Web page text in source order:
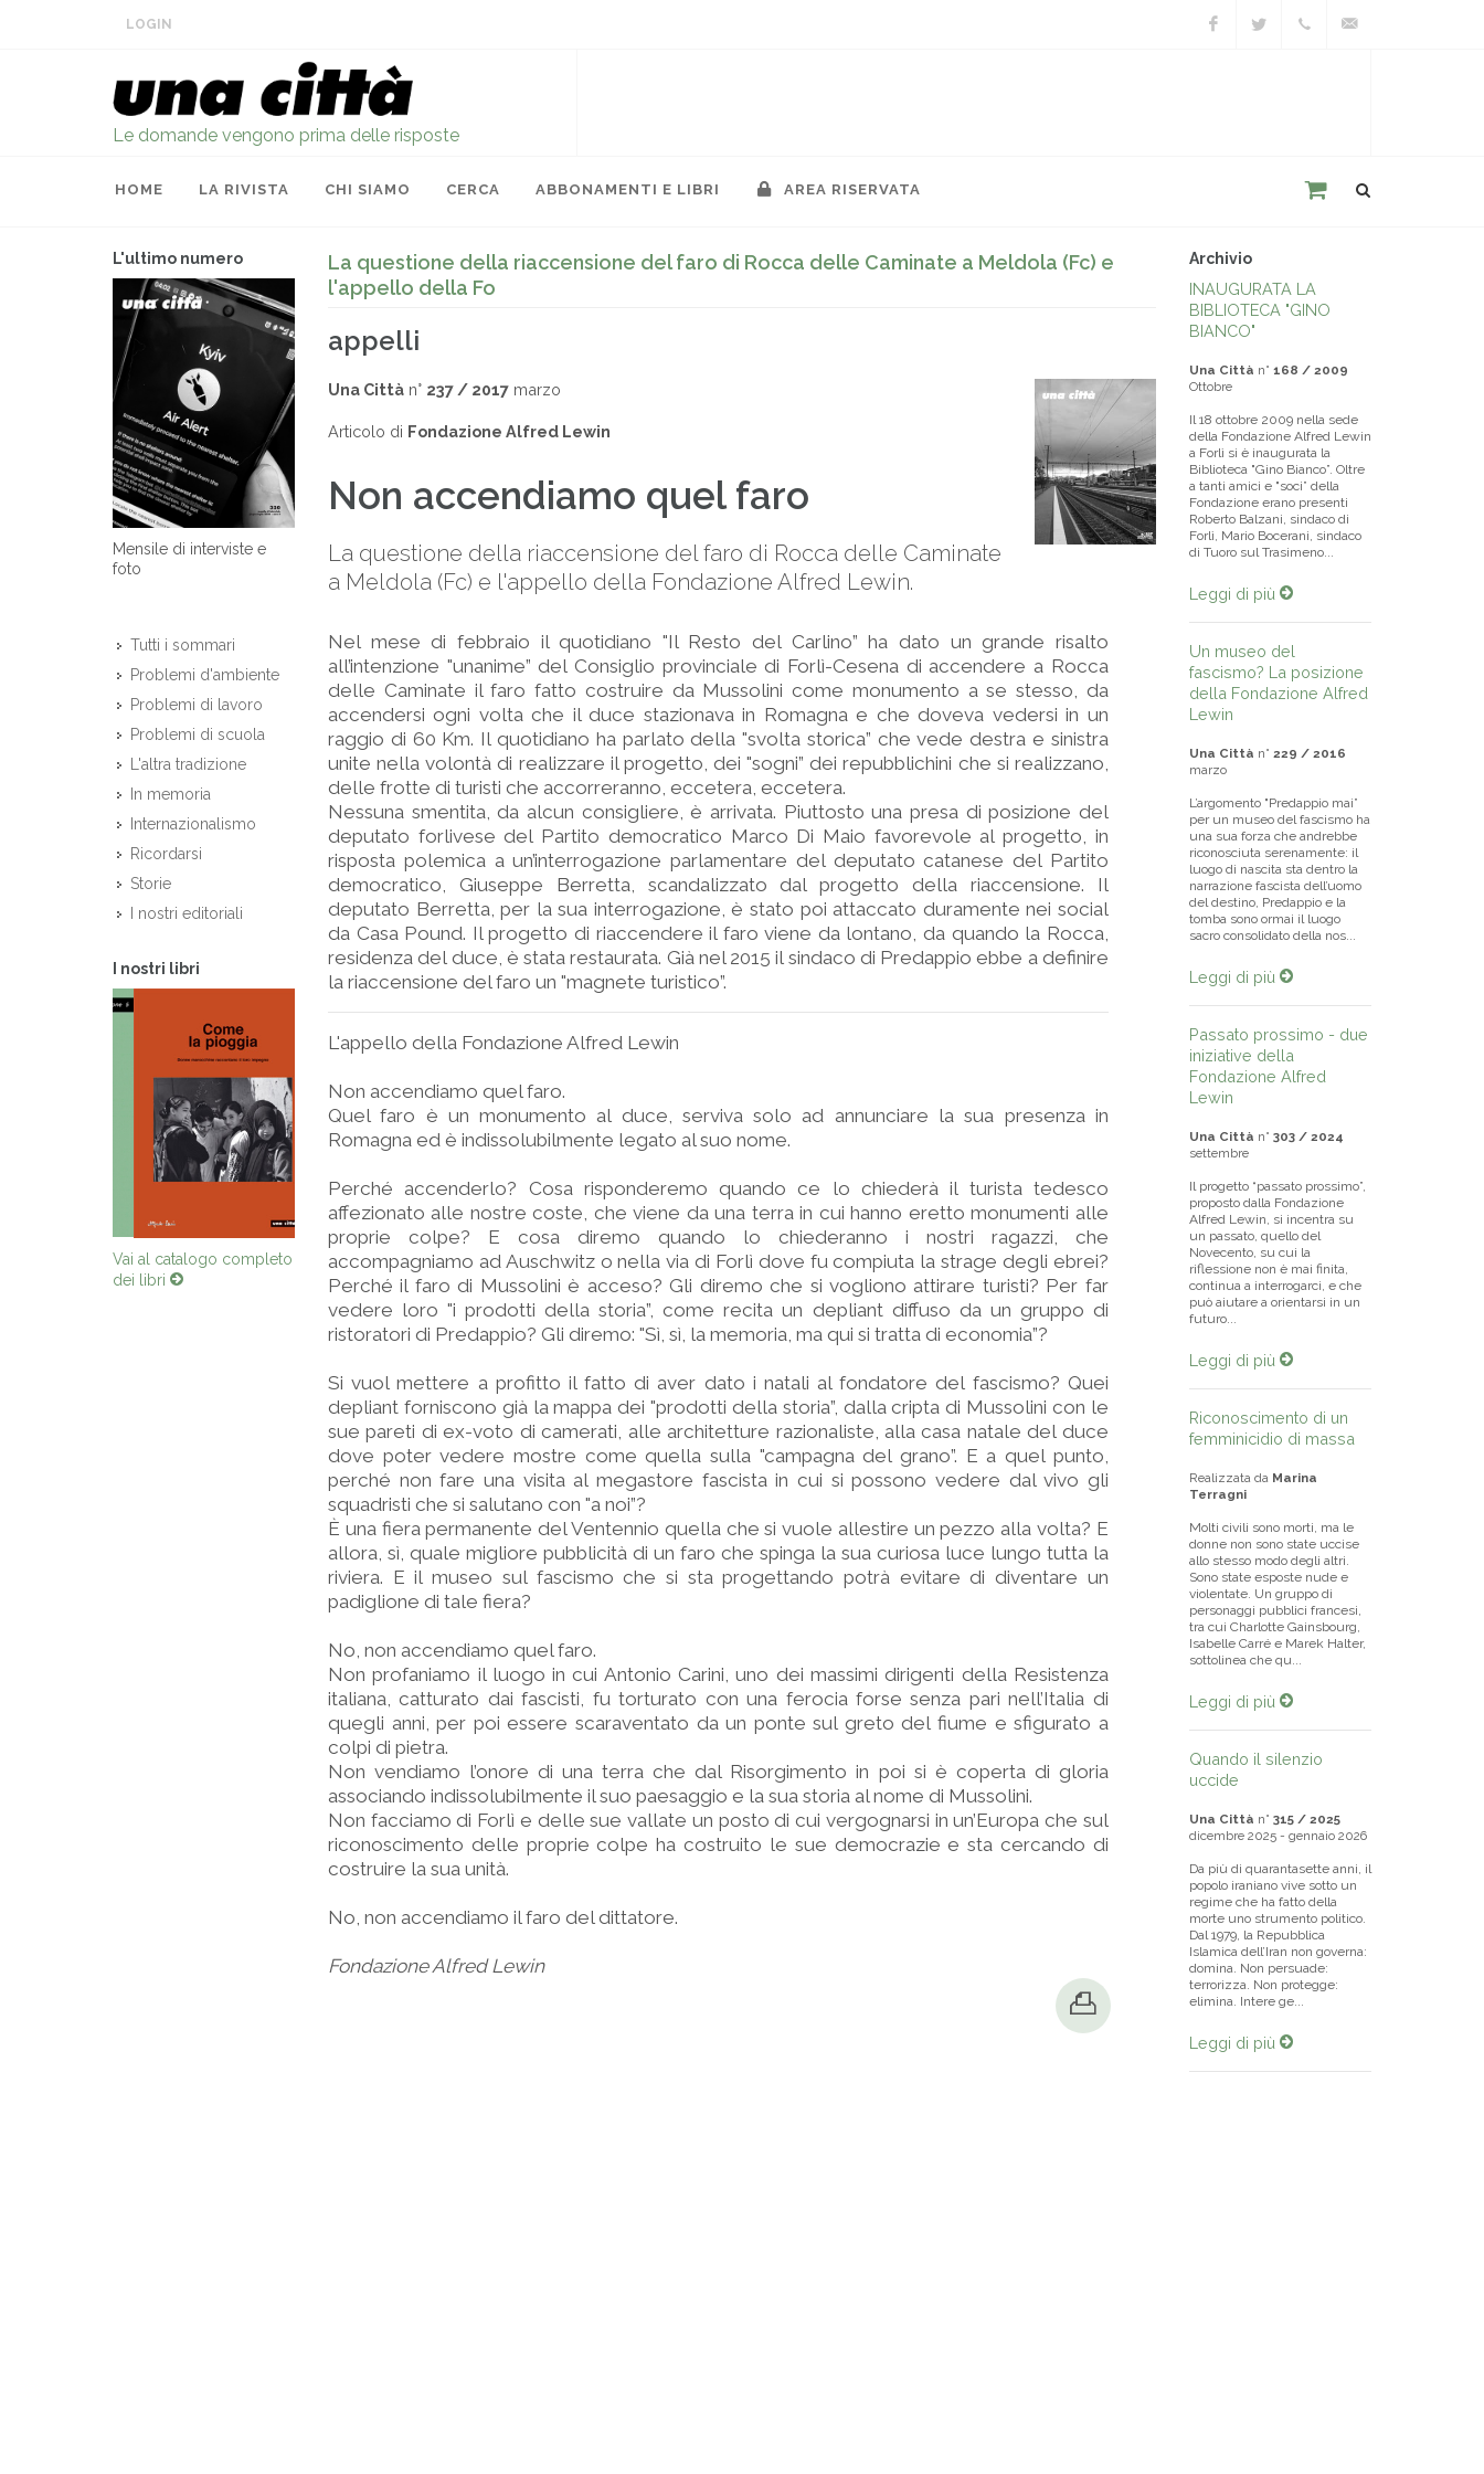
LOGIN
Le domande vengono prima delle risposte
HOME LA RIVISTA CHI SIAMO CERCA ABBONAMENTI E LIBRI AREA RISERVATA
L'ultimo numero
Mensile di interviste e
foto
Tutti i sommari
Problemi d'ambiente
Problemi di lavoro
Problemi di scuola
L'altra tradizione
In memoria
Internazionalismo
Ricordarsi
Storie
I nostri editoriali
I nostri libri
Vai al catalogo completo
dei libri
La questione della riaccensione del faro di Rocca delle Caminate a Meldola (Fc) e
l'appello della Fo
appelli
Una Città n° 237 / 2017 marzo
Articolo di Fondazione Alfred Lewin
Non accendiamo quel faro
La questione della riaccensione del faro di Rocca delle Caminate
a Meldola (Fc) e l'appello della Fondazione Alfred Lewin.
Nel mese di febbraio il quotidiano "Il Resto del Carlino” ha dato un grande risalto
all’intenzione "unanime” del Consiglio provinciale di Forlì-Cesena di accendere a Rocca
delle Caminate il faro fatto costruire da Mussolini come monumento a se stesso, da
accendersi ogni volta che il duce stazionava in Romagna e che doveva vedersi in un
raggio di 60 Km. Il quotidiano ha parlato della "svolta storica” che vede destra e sinistra
unite nella volontà di realizzare il progetto, dei "sogni” dei repubblichini che si realizzano,
delle frotte di turisti che accorreranno, eccetera, eccetera.
Nessuna smentita, da alcun consigliere, è arrivata. Piuttosto una presa di posizione del
deputato forlivese del Partito democratico Marco Di Maio favorevole al progetto, in
risposta polemica a un’interrogazione parlamentare del deputato catanese del Partito
democratico, Giuseppe Berretta, scandalizzato dal progetto della riaccensione. Il
deputato Berretta, per la sua interrogazione, è stato poi attaccato duramente nei social
da Casa Pound. Il progetto di riaccendere il faro viene da lontano, da quando la Rocca,
residenza del duce, è stata restaurata. Già nel 2015 il sindaco di Predappio ebbe a definire
la riaccensione del faro un "magnete turistico”.
L'appello della Fondazione Alfred Lewin
Non accendiamo quel faro.
Quel faro è un monumento al duce, serviva solo ad annunciare la sua presenza in
Romagna ed è indissolubilmente legato al suo nome.
Perché accenderlo? Cosa risponderemo quando ce lo chiederà il turista tedesco
affezionato alle nostre coste, che viene da una terra in cui hanno eretto monumenti alle
proprie colpe? E cosa diremo quando lo chiederanno i nostri ragazzi, che
accompagniamo ad Auschwitz o nella via di Forlì dove fu compiuta la strage degli ebrei?
Perché il faro di Mussolini è acceso? Gli diremo che si vogliono attirare turisti? Per far
vedere loro "i prodotti della storia”, come recita un depliant diffuso da un gruppo di
ristoratori di Predappio? Gli diremo: "Sì, sì, la memoria, ma qui si tratta di economia”?
Si vuol mettere a profitto il fatto di aver dato i natali al fondatore del fascismo? Quei
depliant forniscono già la mappa dei "prodotti della storia”, dalla cripta di Mussolini con le
sue pareti di ex-voto di camerati, alle architetture razionaliste, alla casa natale del duce
dove poter vedere mostre come quella sulla "campagna del grano”. E a quel punto,
perché non fare una visita al megastore fascista in cui si possono vedere dal vivo gli
squadristi che si salutano con "a noi”?
È una fiera permanente del Ventennio quella che si vuole allestire un pezzo alla volta? E
allora, sì, quale migliore pubblicità di un faro che spinga la sua curiosa luce lungo tutta la
riviera. E il museo sul fascismo che si sta progettando potrà evitare di diventare un
padiglione di tale fiera?
No, non accendiamo quel faro.
Non profaniamo il luogo in cui Antonio Carini, uno dei massimi dirigenti della Resistenza
italiana, catturato dai fascisti, fu torturato con una ferocia forse senza pari nell’Italia di
quegli anni, per poi essere scaraventato da un ponte sul greto del fiume e sfigurato a
colpi di pietra.
Non vendiamo l’onore di una terra che dal Risorgimento in poi si è coperta di gloria
associando indissolubilmente il suo paesaggio e la sua storia al nome di Mussolini.
Non facciamo di Forlì e delle sue vallate un posto di cui vergognarsi in un’Europa che sul
riconoscimento delle proprie colpe ha costruito le sue democrazie e sta cercando di
costruire la sua unità.
No, non accendiamo il faro del dittatore.
Fondazione Alfred Lewin
Archivio
INAUGURATA LA
BIBLIOTECA "GINO
BIANCO"
Una Città n° 168 / 2009
Ottobre
Il 18 ottobre 2009 nella sede
della Fondazione Alfred Lewin
a Forlì si è inaugurata la
Biblioteca "Gino Bianco”. Oltre
a tanti amici e "soci” della
Fondazione erano presenti
Roberto Balzani, sindaco di
Forlì, Mario Bocerani, sindaco
di Tuoro sul Trasimeno...
Leggi di più
Un museo del
fascismo? La posizione
della Fondazione Alfred
Lewin
Una Città n° 229 / 2016
marzo
L’argomento "Predappio mai”
per un museo del fascismo ha
una sua forza che andrebbe
riconosciuta serenamente: il
luogo di nascita sta dentro la
narrazione fascista dell’uomo
del destino, Predappio e la
tomba sono ormai il luogo
sacro consolidato della nos...
Leggi di più
Passato prossimo - due
iniziative della
Fondazione Alfred
Lewin
Una Città n° 303 / 2024
settembre
Il progetto “passato prossimo”,
proposto dalla Fondazione
Alfred Lewin, si incentra su
un passato, quello del
Novecento, su cui la
riflessione non è mai finita,
continua a interrogarci, e che
può aiutare a orientarsi in un
futuro...
Leggi di più
Riconoscimento di un
femminicidio di massa
Realizzata da Marina
Terragni
Molti civili sono morti, ma le
donne non sono state uccise
allo stesso modo degli altri.
Sono state esposte nude e
violentate. Un gruppo di
personaggi pubblici francesi,
tra cui Charlotte Gainsbourg,
Isabelle Carré e Marek Halter,
sottolinea che qu...
Leggi di più
Quando il silenzio
uccide
Una Città n° 315 / 2025
dicembre 2025 - gennaio 2026
Da più di quarantasette anni, il
popolo iraniano vive sotto un
regime che ha fatto della
morte uno strumento politico.
Dal 1979, la Repubblica
Islamica dell’Iran non governa:
domina. Non persuade:
terrorizza. Non protegge:
elimina. Intere ge...
Leggi di più